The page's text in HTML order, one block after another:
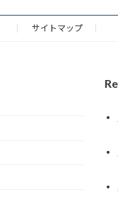
サイトマップ